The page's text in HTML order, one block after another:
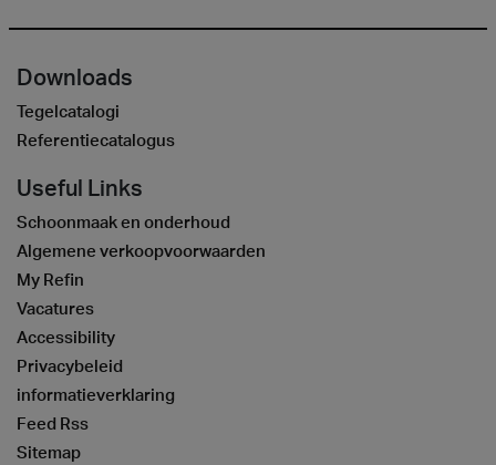
Downloads
Tegelcatalogi
Referentiecatalogus
Useful Links
Schoonmaak en onderhoud
Algemene verkoopvoorwaarden
My Refin
Vacatures
Accessibility
Privacybeleid
informatieverklaring
Feed Rss
Sitemap